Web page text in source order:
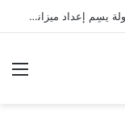
توجيه صارم لترشيد النفقات وتعزيز موارد الدولة يسِم إعداد ميزانية 2027